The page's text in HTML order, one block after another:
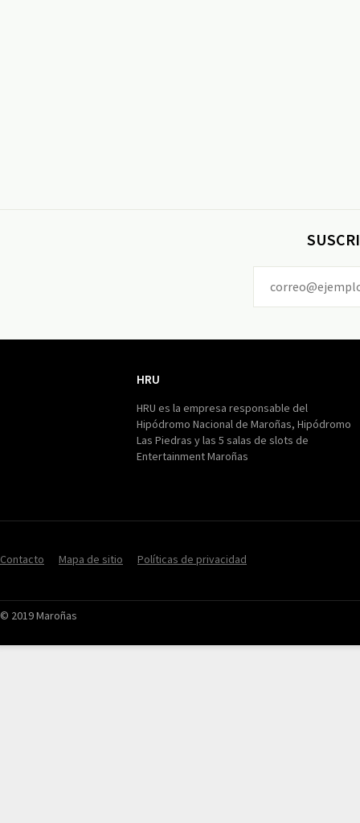
HRU
HRU es la empresa responsable del
Hipódromo Nacional de Maroñas, Hipódromo
Las Piedras y las 5 salas de slots de
Entertainment Maroñas
Contacto Mapa de sitio Políticas de privacidad
© 2019 Maroñas